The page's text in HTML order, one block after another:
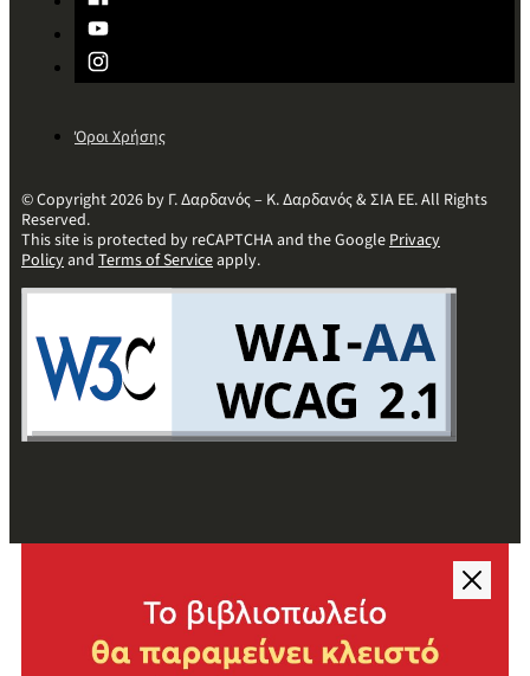
Όροι Χρήσης
© Copyright 2026 by Γ. Δαρδανός – Κ. Δαρδανός & ΣΙΑ ΕΕ. All Rights
Reserved.
This site is protected by reCAPTCHA and the GooglePrivacy
Policyand Terms of Serviceapply.